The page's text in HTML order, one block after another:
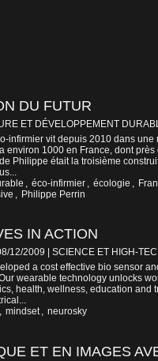
DU FUTUR
ET DÉVELOPPEMENT
infirmier vit depuis 2010 dans une
environ 1000 en France, dont
Philippe était la troisième
, éco-infirmier , écologie ,
, Philippe Perrin
IN ACTION
12/2009
SCIENCE ET HIGH-
a cost effective bio sensor
wearable technology unlocks
health, wellness, education and
, mindset , neurosky
ET EN IMAGES